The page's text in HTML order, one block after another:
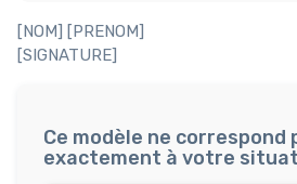
[NOM] [PRENOM]
[SIGNATURE]
Ce modèle ne correspond
exactement à votre